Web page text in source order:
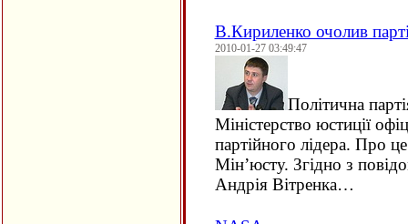
В.Кириленко очолив
2010-01-27 03:49:47
Політична
Міністерство юстиції
партійного лідера. Про
Мін’юсту. Згідно з
Андрія Вітренка…